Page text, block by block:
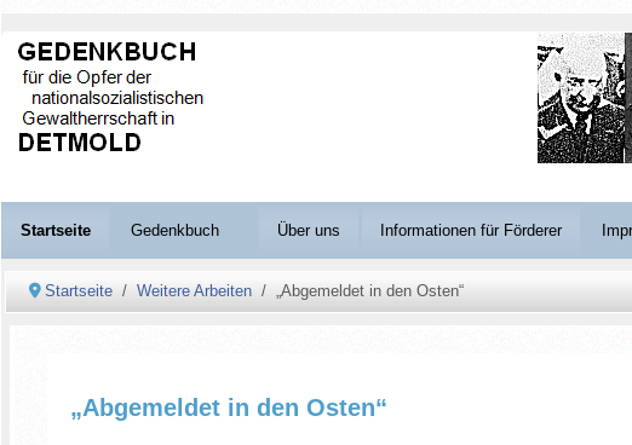
Startseite Gedenkbuch Über uns Informationen für Förderer
Startseite Weitere Arbeiten „Abgemeldet in den Osten“
„Abgemeldet in den Osten“